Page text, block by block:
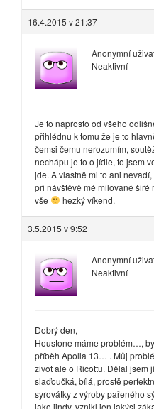
16.4.2015 v 21:37
Anonymní
Neaktivní
Je to naprosto od všeho
přihlédnu k tomu že je to
čemsi čemu nerozumím,
nechápu je to o jídle, to jsem
jde. A vlastně mi to ani
při návštěvě mé milované širé
vše
hezký víkend.
3.5.2015 v 9:52
Anonymní
Neaktivní
Dobrý den,
Houstone máme problém…,
příběh Apolla 13… . Můj
život ale o Ricottu. Dělal jsem
slaďoučká, bílá, prostě
syrovátky z výroby pařeného
jako jindy, vznikl jen jakýsi